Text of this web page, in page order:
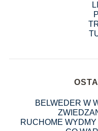
BELWEDER W
RUCHOME WYDMY